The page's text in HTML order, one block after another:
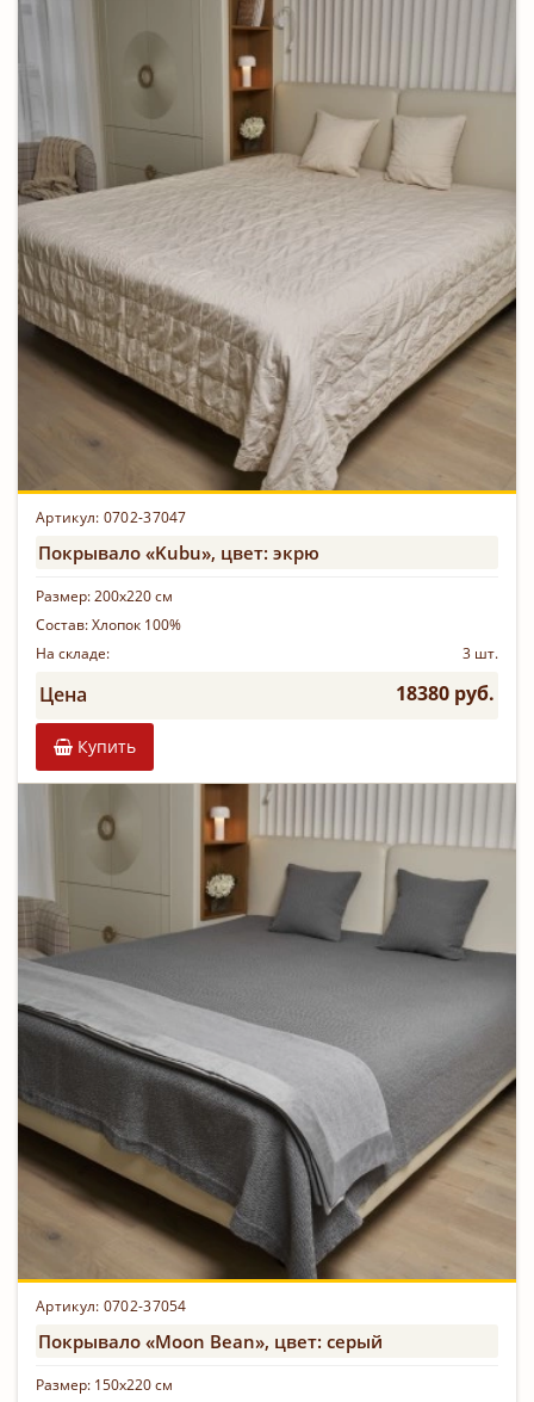
Артикул: 0702-37047
Покрывало «Kubu», цвет: экрю
Размер:200х220 см
Состав:Хлопок 100%
На складе:
3 шт.
Цена 18380 руб.
Купить
Артикул: 0702-37054
Покрывало «Moon Bean», цвет: серый
Размер: 150х220 см